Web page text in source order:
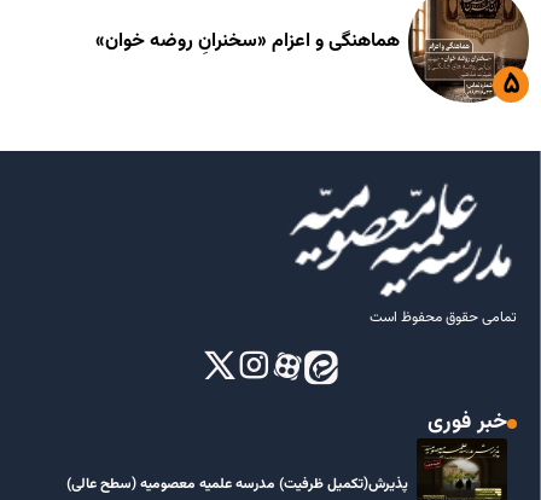
هماهنگی و اعزام «سخنرانِ روضه خوان»
تمامی حقوق محفوظ است
خبر فوری
پذیرش(تکمیل ظرفیت) مدرسه علمیه معصومیه‌ (سطح عالی)